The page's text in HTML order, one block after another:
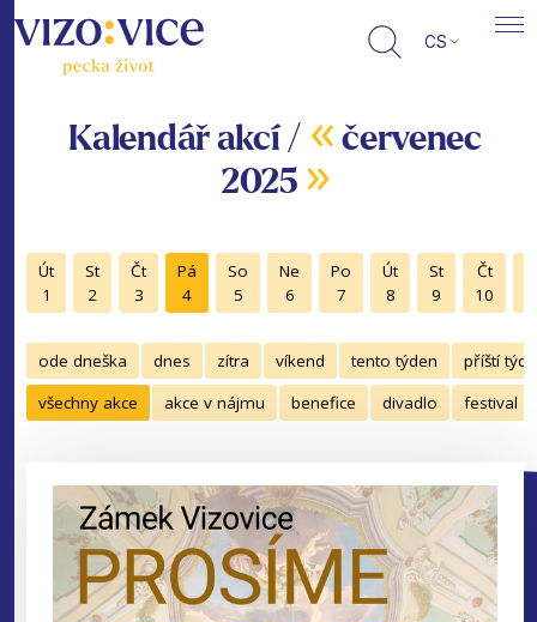
CS
Kalendář akcí / « červenec
2025 »
Út
1
St
2
Čt
3
Pá
4
So
5
Ne
6
Po
7
Út
8
St
9
Čt
10
ode dneška dnes zítra víkend tento týden
příští
všechny akce
akce v nájmu benefice divadlo festival